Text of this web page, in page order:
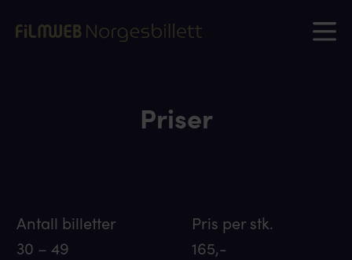
Priser
Antall billetter
Pris per stk.
30 – 49
165,-